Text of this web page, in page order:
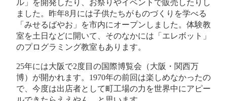
ル」を開発したり、お祭りやイベントで販売したりし
ました。昨年8月には子供たちがものづくりを学べる
「みせるばやお」を市内にオープンしました。体験教
室を土日などに開いて、そのなかには「エレボット」
のプログラミング教室もあります。
25年には大阪で2度目の国際博覧会（大阪・関西万
博）が開かれます。1970年の前回は楽しめなかったの
で、今度は出店者として町工場の力を世界中にアピー